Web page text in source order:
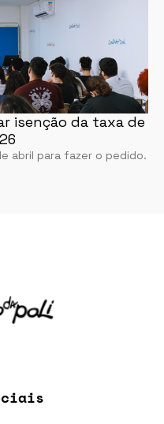
isenção da taxa de
abril para fazer o pedido.